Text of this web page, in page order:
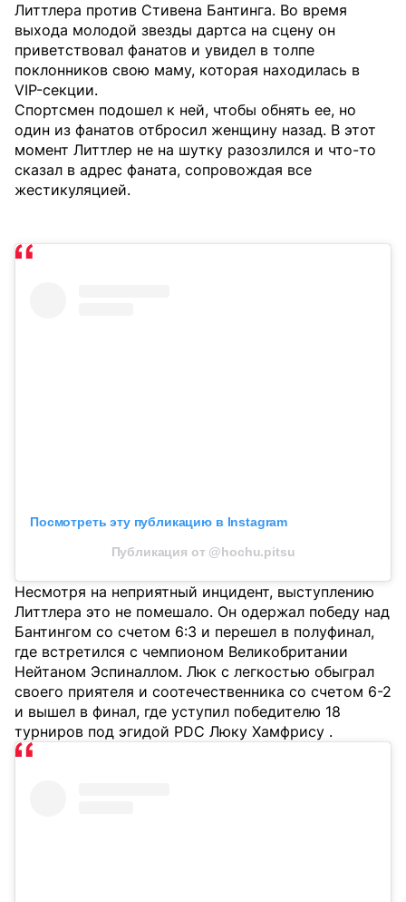
Литтлера против Стивена Бантинга. Во время
выхода молодой звезды дартса на сцену он
приветствовал фанатов и увидел в толпе
поклонников свою маму, которая находилась в
VIP-секции.
Спортсмен подошел к ней, чтобы обнять ее, но
один из фанатов отбросил женщину назад. В этот
момент Литтлер не на шутку разозлился и что-то
сказал в адрес фаната, сопровождая все
жестикуляцией.
Посмотреть эту публикацию в Instagram
Публикация от @hochu.pitsu
Несмотря на неприятный инцидент, выступлению
Литтлера это не помешало. Он одержал победу над
Бантингом со счетом 6:3 и перешел в полуфинал,
где встретился с чемпионом Великобритании
Нейтаном Эспиналлом. Люк с легкостью обыграл
своего приятеля и соотечественника со счетом 6-2
и вышел в финал, где уступил победителю 18
турниров под эгидой PDC Люку Хамфрису .